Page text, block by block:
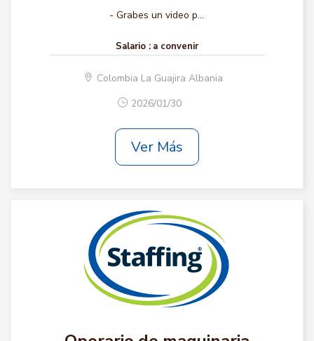
- Grabes un video p...
Salario : a convenir
Colombia La Guajira Albania
2026/01/30
Ver Más